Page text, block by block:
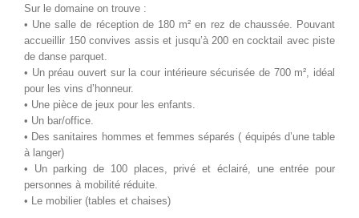
Sur le domaine on trouve :
• Une salle de réception de 180 m² en rez de chaussée. Pouvant
accueillir 150 convives assis et jusqu’à 200 en cocktail avec piste
de danse parquet.
• Un préau ouvert sur la cour intérieure sécurisée de 700 m², idéal
pour les vins d’honneur.
• Une pièce de jeux pour les enfants.
• Un bar/office.
• Des sanitaires hommes et femmes séparés ( équipés d’une table
à langer)
• Un parking de 100 places, privé et éclairé, une entrée pour
personnes à mobilité réduite.
• Le mobilier (tables et chaises)